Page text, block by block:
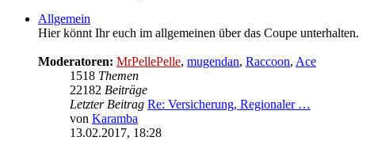
Allgemein
Hier könnt Ihr euch im allgemeinen über das Coupe unterhalten.
Moderatoren: MrPellePelle, mugendan, Raccoon, Ace
1518 Themen
22182 Beiträge
Letzter Beitrag Re: Versicherung, Regionaler …
von Karamba
Neuester
13.02.2017, 18:28